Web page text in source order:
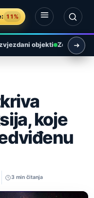
11%
objekti Zemlja i
koje
3 min čitanja